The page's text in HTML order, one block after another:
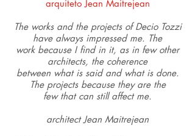
arquiteto Jean Maitrejean
The works and the projects of Decio Tozzi
have always impressed me. The
work because I find in it, as in few other
architects, the coherence
between what is said and what is done.
The projects because they are the
few that can still affect me.
architect Jean Maitrejean